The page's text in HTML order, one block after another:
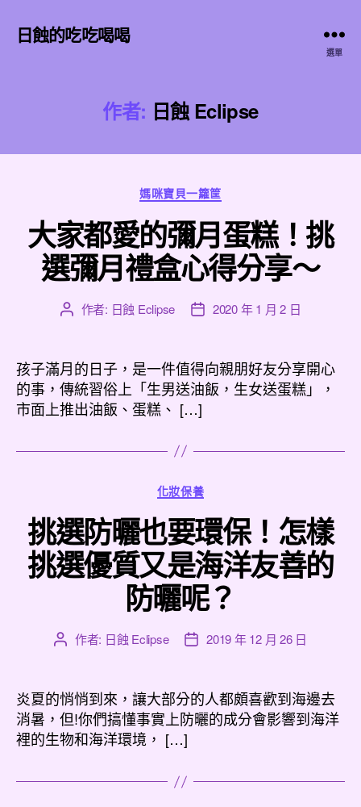
日蝕的吃吃喝喝
選單
作者: 日蝕 Eclipse
分
類
媽咪寶貝一籮筐
大家都愛的彌月蛋糕！挑
選彌月禮盒心得分享～
文
者
作者: 日蝕 Eclipse
文
佈
日
期
2020 年 1 月 2 日
孩子滿月的日子，是一件值得向親朋好友分享開心
的事，傳統習俗上「生男送油飯，生女送蛋糕」，
市面上推出油飯、蛋糕、 […]
分
類
化妝保養
挑選防曬也要環保！怎樣
挑選優質又是海洋友善的
防曬呢？
文
者
作者: 日蝕 Eclipse
文
佈
日
期
2019 年 12 月 26 日
炎夏的悄悄到來，讓大部分的人都頗喜歡到海邊去
消暑，但!你們搞懂事實上防曬的成分會影響到海洋
裡的生物和海洋環境， […]